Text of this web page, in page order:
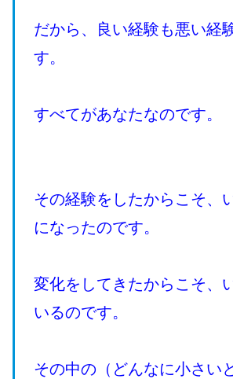
だから、良い経験も悪い経
す。
すべてがあなたなのです。
その経験をしたからこそ、
になったのです。
変化をしてきたからこそ、
いるのです。
その中の（どんなに小さい